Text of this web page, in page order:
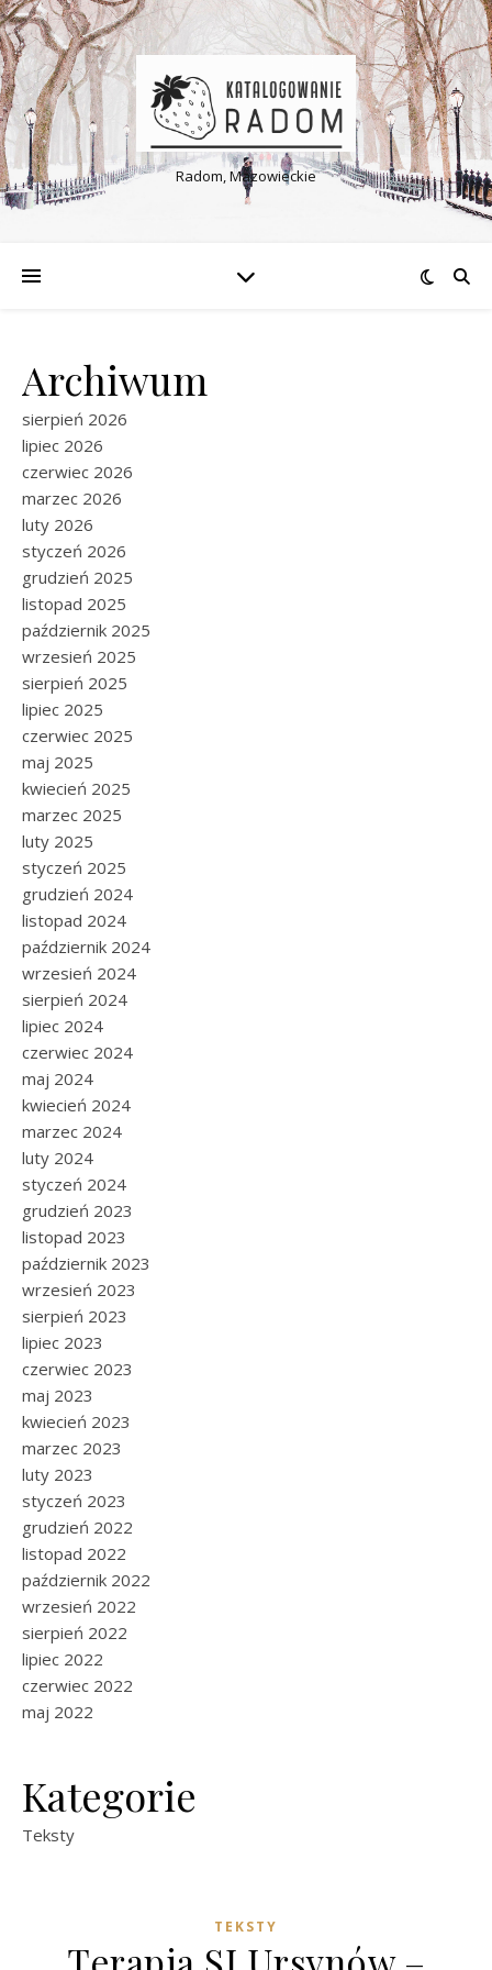
Radom, Mazowieckie
Archiwum
sierpień 2026
lipiec 2026
czerwiec 2026
marzec 2026
luty 2026
styczeń 2026
grudzień 2025
listopad 2025
październik 2025
wrzesień 2025
sierpień 2025
lipiec 2025
czerwiec 2025
maj 2025
kwiecień 2025
marzec 2025
luty 2025
styczeń 2025
grudzień 2024
listopad 2024
październik 2024
wrzesień 2024
sierpień 2024
lipiec 2024
czerwiec 2024
maj 2024
kwiecień 2024
marzec 2024
luty 2024
styczeń 2024
grudzień 2023
listopad 2023
październik 2023
wrzesień 2023
sierpień 2023
lipiec 2023
czerwiec 2023
maj 2023
kwiecień 2023
marzec 2023
luty 2023
styczeń 2023
grudzień 2022
listopad 2022
październik 2022
wrzesień 2022
sierpień 2022
lipiec 2022
czerwiec 2022
maj 2022
Kategorie
Teksty
TEKSTY